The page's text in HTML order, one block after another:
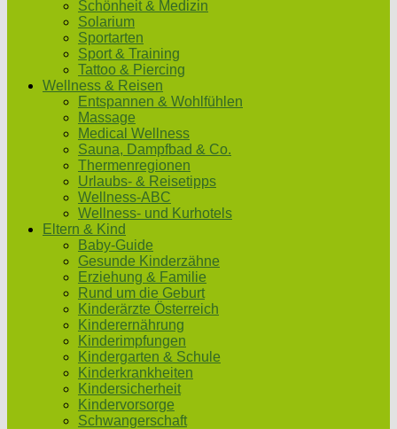
Schönheit & Medizin
Solarium
Sportarten
Sport & Training
Tattoo & Piercing
Wellness & Reisen
Entspannen & Wohlfühlen
Massage
Medical Wellness
Sauna, Dampfbad & Co.
Thermenregionen
Urlaubs- & Reisetipps
Wellness-ABC
Wellness- und Kurhotels
Eltern & Kind
Baby-Guide
Gesunde Kinderzähne
Erziehung & Familie
Rund um die Geburt
Kinderärzte Österreich
Kinderernährung
Kinderimpfungen
Kindergarten & Schule
Kinderkrankheiten
Kindersicherheit
Kindervorsorge
Schwangerschaft